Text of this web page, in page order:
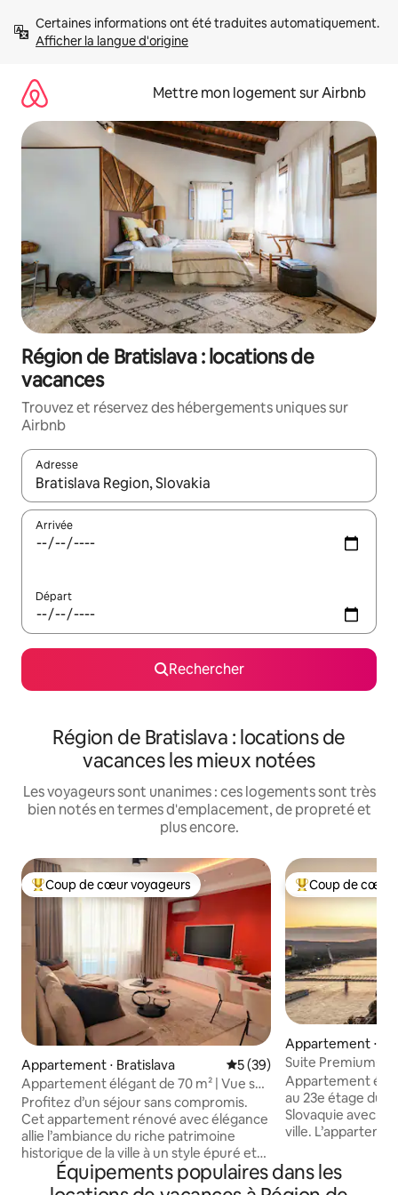
directement
Afficher la langue d'origine
Mettre mon logement sur Airbnb
Région de Bratislava : locations de
vacances
Trouvez et réservez des hébergements uniques sur
Airbnb
Adresse
Lorsque les résultats s'affichent, utilisez les flèches vers le
Arrivée
Départ
Rechercher
Région de Bratislava : locations de
vacances les mieux notées
Les voyageurs sont unanimes : ces logements sont très
bien notés en termes d'emplacement, de propreté et
plus encore.
Coups de cœur voyageurs les plus appréciés
Coup de cœur voyageurs
Appartement ⋅ Bratislava Évaluation moyenne sur la
5 (39)
Appartement élégant de 70 m² | Vue sur
le château | Vieille ville
Profitez d’un séjour sans compromis.
Cet appartement rénové avec élégance
allie l’ambiance du riche patrimoine
historique de la ville à un style épuré et
moderne et à un haut niveau de confort.
Depuis les fenêtres, vous pourrez
Coups de cœur
Coup de cœur
Appartement ⋅
Suite
VIEILLE
Appartement
au 23e étage du
Slovaquie avec
ville. L’appartement fait partie du
commercial situé
Danube. Depuis
Équipements populaires dans les